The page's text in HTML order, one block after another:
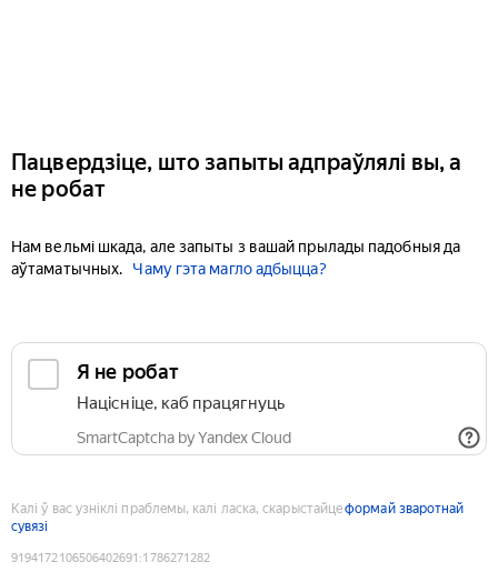
Пацвердзіце, што запыты адпраўлялі вы, а
не робат
Нам вельмі шкада, але запыты з вашай прылады падобныя да
аўтаматычных.
Чаму гэта магло адбыцца?
Я не робат
Націсніце, каб працягнуць
SmartCaptcha by Yandex Cloud
Калі ў вас узніклі праблемы, калі ласка, скарыстайцеформай зваротнай
сувязі
9194172106506402691 :1786271282